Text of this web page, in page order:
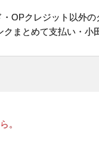
OPクレジット以外
まとめて支払い・
。